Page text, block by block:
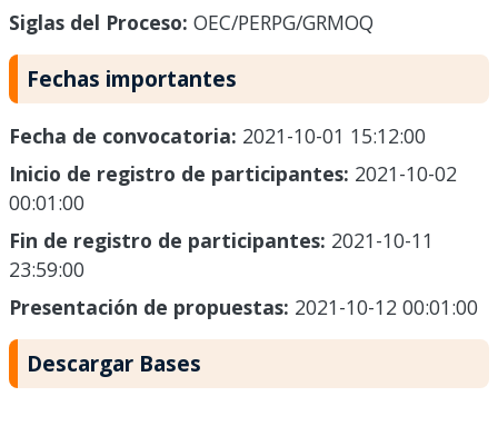
Siglas del Proceso: OEC/PERPG/GRMOQ
Fechas importantes
Fecha de convocatoria: 2021-10-01 15:12:00
Inicio de registro de participantes: 2021-10-02
00:01:00
Fin de registro de participantes: 2021-10-11
23:59:00
Presentación de propuestas: 2021-10-12 00:01:00
Descargar Bases